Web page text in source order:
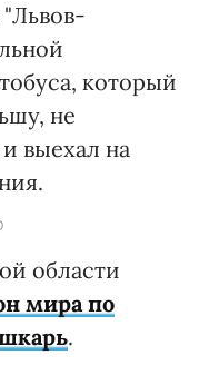
который
не
выехал на
области
мира по
.